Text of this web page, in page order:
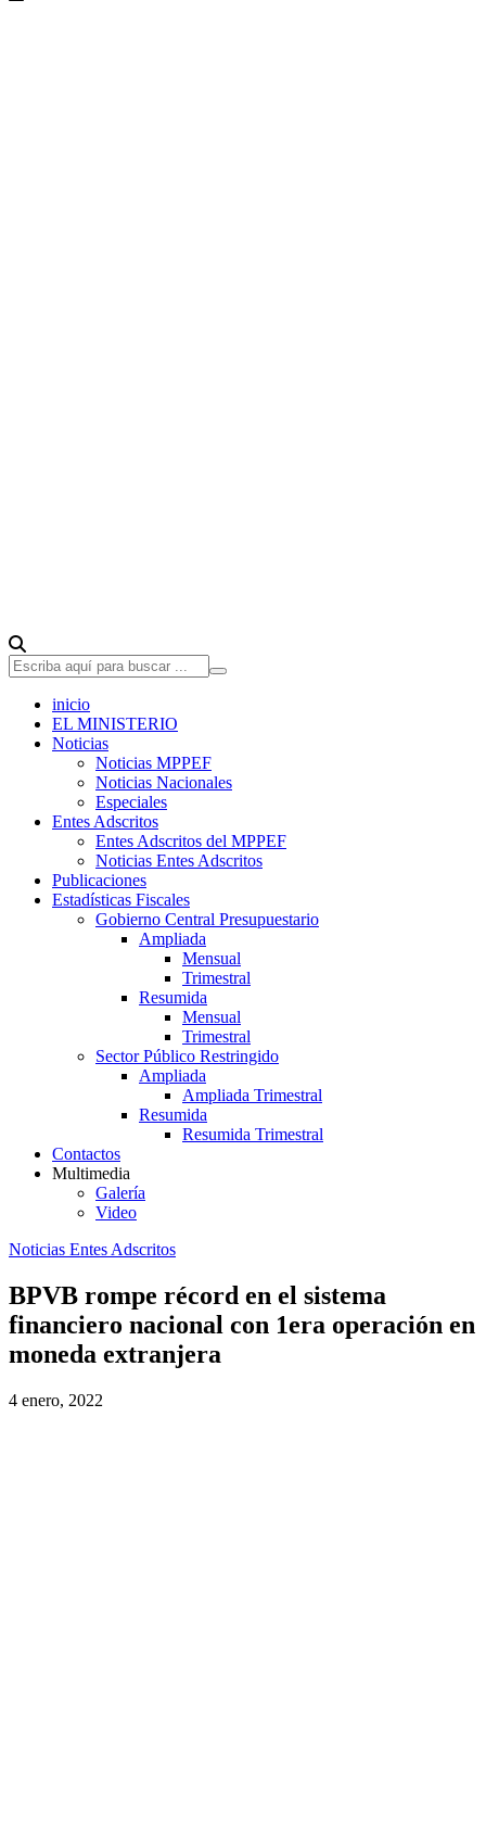
inicio
EL MINISTERIO
Noticias
Noticias MPPEF
Noticias Nacionales
Especiales
Entes Adscritos
Entes Adscritos del MPPEF
Noticias Entes Adscritos
Publicaciones
Estadísticas Fiscales
Gobierno Central Presupuestario
Ampliada
Mensual
Trimestral
Resumida
Mensual
Trimestral
Sector Público Restringido
Ampliada
Ampliada Trimestral
Resumida
Resumida Trimestral
Contactos
Multimedia
Galería
Video
Noticias Entes Adscritos
BPVB rompe récord en el sistema
financiero nacional con 1era operación en
moneda extranjera
4 enero, 2022